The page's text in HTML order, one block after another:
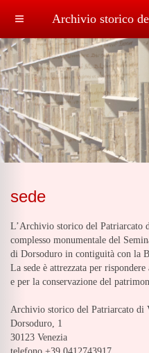
Archivio storico
sede
L’Archivio storico del Patriarcato
complesso monumentale del
di Dorsoduro in contiguità con la
La sede è attrezzata per
e per la conservazione del
Archivio storico del Patriarcato di
Dorsoduro, 1
30123 Venezia